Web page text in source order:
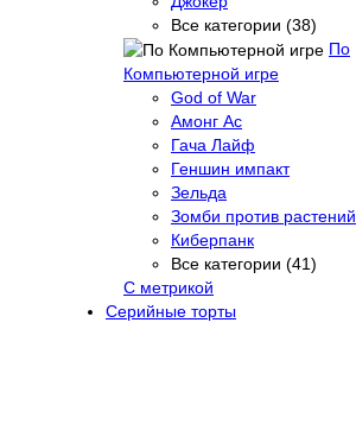
Все категории (38)
По
Компьютерной игре
God of War
Амонг Ас
Гача Лайф
Геншин импакт
Зельда
Зомби против растений
Киберпанк
Все категории (41)
С метрикой
Серийные торты